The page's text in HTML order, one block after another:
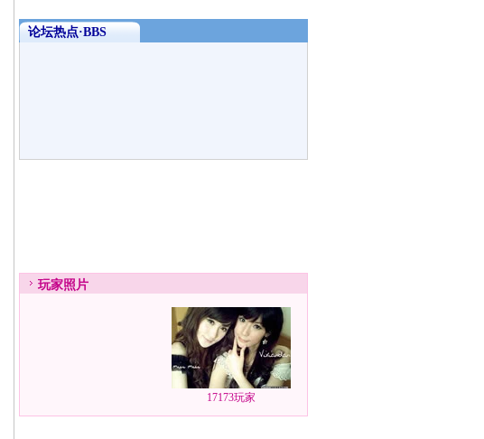
论坛热点·BBS
玩家照片
17173玩家